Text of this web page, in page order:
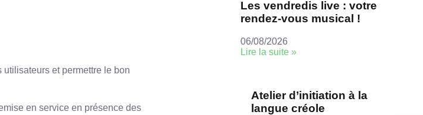
et permettre le bon
en service en présence des
Les vendredis live : votre
rendez-vous musical !
06/08/2026
Lire la suite »
Atelier d’initiation à la
langue créole